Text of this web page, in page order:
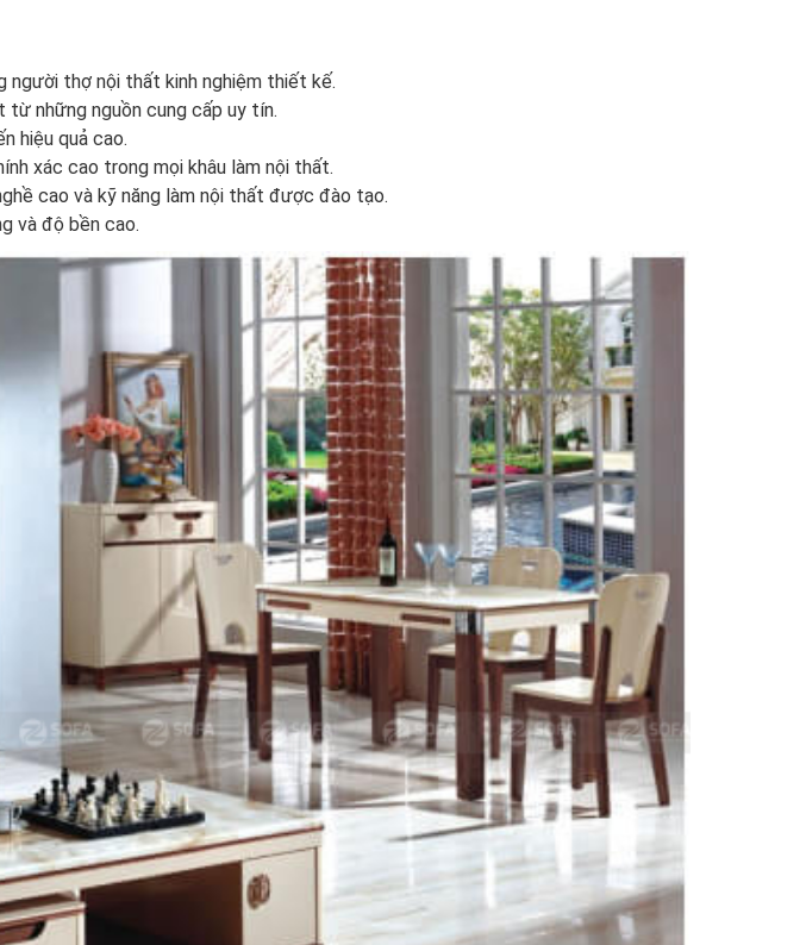
người thợ nội thất kinh nghiệm thiết kế.
từ những nguồn cung cấp uy tín.
hiệu quả cao.
xác cao trong mọi khâu làm nội thất.
cao và kỹ năng làm nội thất được đào tạo.
và độ bền cao.